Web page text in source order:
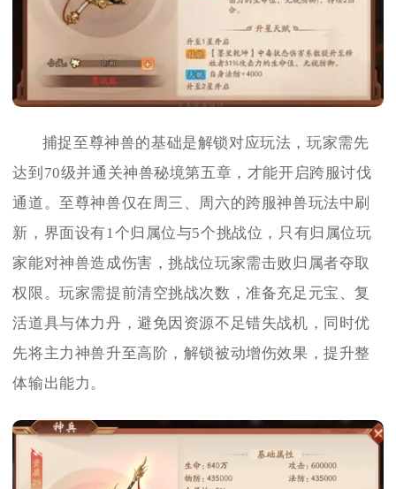
捕捉至尊神兽的基础是解锁对应玩法，玩家需先
达到70级并通关神兽秘境第五章，才能开启跨服讨伐
通道。至尊神兽仅在周三、周六的跨服神兽玩法中刷
新，界面设有1个归属位与5个挑战位，只有归属位玩
家能对神兽造成伤害，挑战位玩家需击败归属者夺取
权限。玩家需提前清空挑战次数，准备充足元宝、复
活道具与体力丹，避免因资源不足错失战机，同时优
先将主力神兽升至高阶，解锁被动增伤效果，提升整
体输出能力。